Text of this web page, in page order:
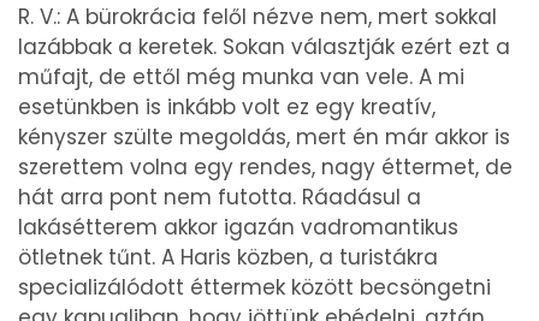
R. V.: A bürokrácia felől nézve nem, mert sokkal
lazábbak a keretek. Sokan választják ezért ezt a
műfajt, de ettől még munka van vele. A mi
esetünkben is inkább volt ez egy kreatív,
kényszer szülte megoldás, mert én már akkor is
szerettem volna egy rendes, nagy éttermet, de
hát arra pont nem futotta. Ráadásul a
lakásétterem akkor igazán vadromantikus
ötletnek tűnt. A Haris közben, a turistákra
specializálódott éttermek között becsöngetni